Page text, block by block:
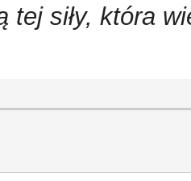
tej siły, która